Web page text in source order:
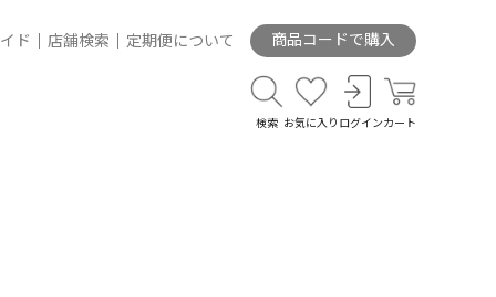
ド 店舗検索 定期便について 商品コードで購入
検索 お気に入り ログイン カート